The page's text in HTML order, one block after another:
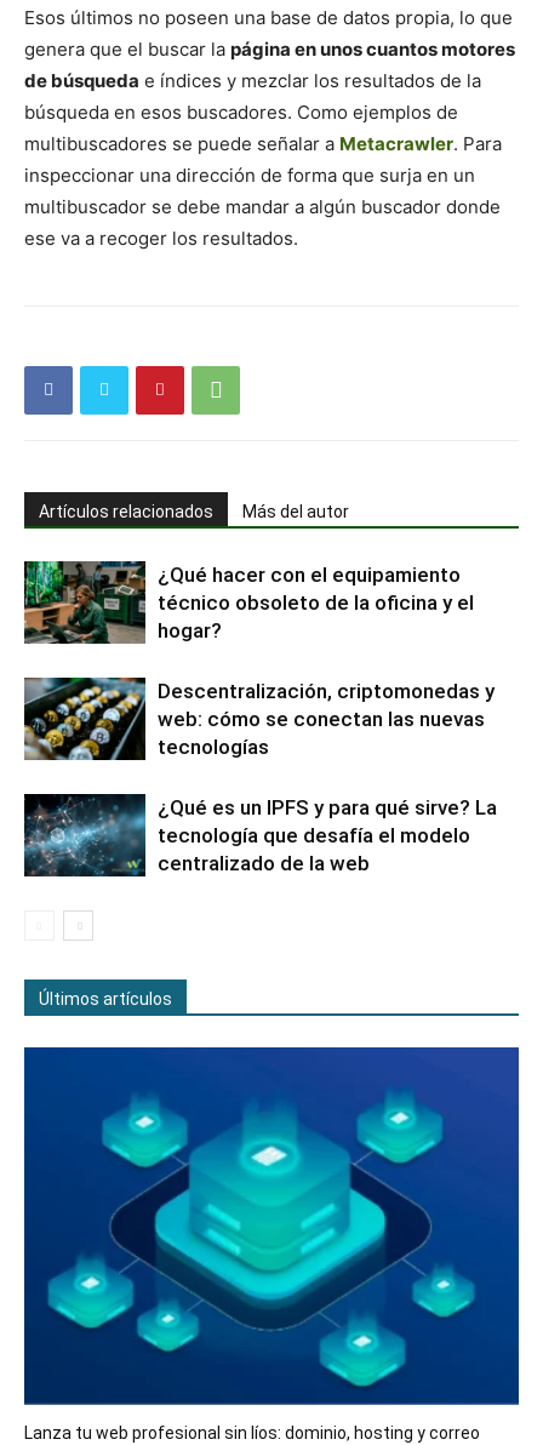
Esos últimos no poseen una base de datos propia, lo que
genera que el buscar la página en unos cuantos motores
de búsqueda e índices y mezclar los resultados de la
búsqueda en esos buscadores. Como ejemplos de
multibuscadores se puede señalar a Metacrawler. Para
inspeccionar una dirección de forma que surja en un
multibuscador se debe mandar a algún buscador donde
ese va a recoger los resultados.
Artículos relacionados Más del autor
¿Qué hacer con el equipamiento
técnico obsoleto de la oficina y el
hogar?
Descentralización, criptomonedas y
web: cómo se conectan las nuevas
tecnologías
¿Qué es un IPFS y para qué sirve? La
tecnología que desafía el modelo
centralizado de la web
Últimos artículos
Lanza tu web profesional sin líos: dominio, hosting y correo